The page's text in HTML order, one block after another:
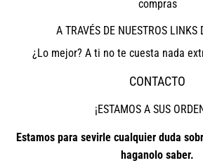
compras
A TRAVÉS DE NUESTROS LINKS
¿Lo mejor? A ti no te cuesta nada
CONTACTO
¡ESTAMOS A SUS
Estamos para sevirle cualquier duda
haganolo saber.